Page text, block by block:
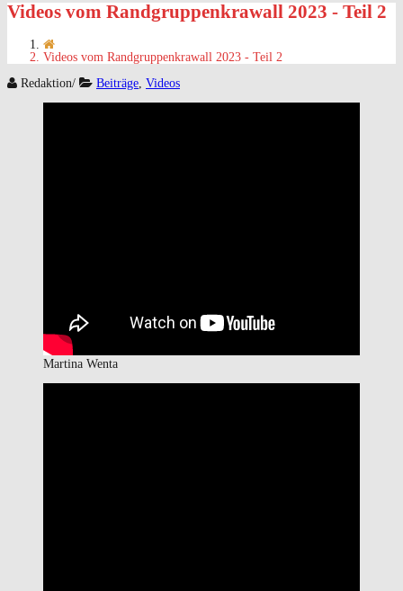
Videos vom Randgruppenkrawall 2023 - Teil 2
Videos vom Randgruppenkrawall 2023 - Teil 2
Redaktion/ Beiträge Videos
Martina Wenta